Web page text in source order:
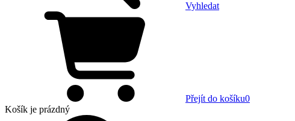
Vyhledat
Přejít do košíku0
Košík je prázdný